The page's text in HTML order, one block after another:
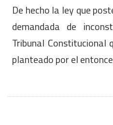
De hecho la ley que
demandada de
Tribunal Constitucional
planteado por el